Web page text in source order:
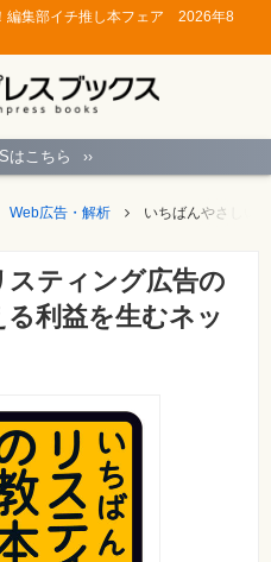
編集部イチ推し本フェア 2026年8
はこちら ››
Web広告・解析 いちばんやさしい
ティング広告の
利益を生むネッ